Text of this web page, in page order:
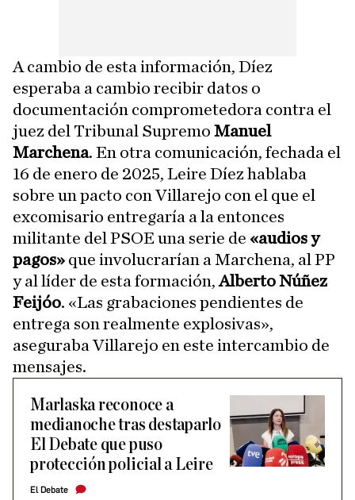
A cambio de esta información, Díez
esperaba a cambio recibir datos o
documentación comprometedora contra el
juez del Tribunal Supremo Manuel
Marchena. En otra comunicación, fechada el
16 de enero de 2025, Leire Díez hablaba
sobre un pacto con Villarejo con el que el
excomisario entregaría a la entonces
militante del PSOE una serie de «audios y
pagos» que involucrarían a Marchena, al PP
y al líder de esta formación,Alberto Núñez
Feijóo. «Las grabaciones pendientes de
entrega son realmente explosivas»,
aseguraba Villarejo en este intercambio de
mensajes.
Marlaska reconoce a
medianoche tras destaparlo
El Debate que puso
protección policial a Leire
El Debate